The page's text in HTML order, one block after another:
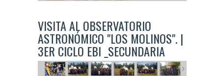
VISITA AL OBSERVATORIO
ASTRONÓMICO "LOS MOLINOS". |
3ER CICLO EBI _SECUNDARIA